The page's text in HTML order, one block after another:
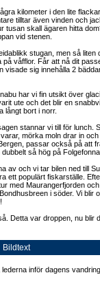
kilometer i den lite
tilltar även vinden och
tusan skall ägaren hitta
vid stenen.
stugan, men så liten
våfflor. Får att nå dit
visade sig innehålla 2
har vi fin utsikt över
ute och det blir en
långt bort i norr.
stannar vi till för lunch.
mörka moln drar in
passar också på att
så hög på
av och vi tar bilen ned till
ett populärt fiskarställe.
med Maurangerfjorden
i söder. Vi blir
Detta var droppen, nu blir
Bildtext
inför dagens vandring.